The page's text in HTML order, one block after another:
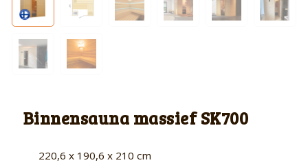
Binnensauna massief SK700
220,6 x 190,6 x 210 cm